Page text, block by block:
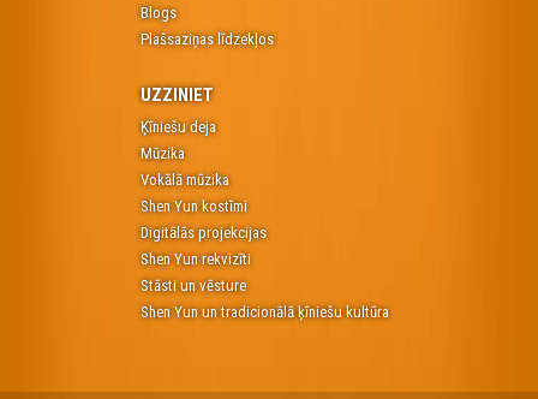
Blogs
Plašsaziņas līdzekļos
UZZINIET
Ķīniešu deja
Mūzika
Vokālā mūzika
Shen Yun kostīmi
Digitālās projekcijas
Shen Yun rekvizīti
Stāsti un vēsture
Shen Yun un tradicionālā ķīniešu kultūra